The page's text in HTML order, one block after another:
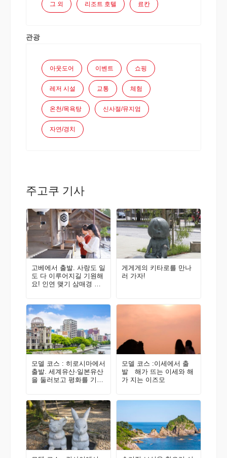
그 외 리조트 호텔 료칸
관광
아웃도어 이벤트 쇼핑
레저 시설 교통 체험
온천/목욕탕 신사절/뮤지엄
자연/경치
주고쿠 기사
고베에서 출발. 사랑도 일
도 다 이루어지길 기원해
요! 인연 맺기 삼매경 여
게게게의 키타로를 만나
러 가자!
모델 코스 : 히로시마에서
출발. 세계유산·일본유산
을 둘러보고 평화를 기원
모델 코스 :이세에서 출
발 해가 뜨는 이세와 해
가 지는 이즈모